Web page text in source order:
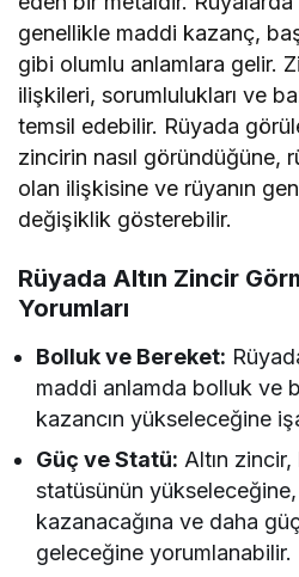
genellikle maddi kazanç,
gibi olumlu anlamlara gelir.
ilişkileri, sorumlulukları ve
temsil edebilir. Rüyada
zincirin nasıl göründüğüne,
olan ilişkisine ve rüyanın
değişiklik gösterebilir.
Rüyada Altın Zincir
Yorumları
Bolluk ve Bereket:
maddi anlamda bolluk ve
kazancın yükseleceğine
Güç ve Statü: Altın
statüsünün yükseleceğine,
kazanacağına ve daha
geleceğine yorumlanabilir.